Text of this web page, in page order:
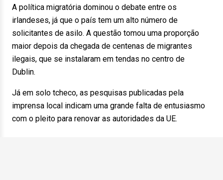
A política migratória dominou o debate entre os
irlandeses, já que o país tem um alto número de
solicitantes de asilo. A questão tomou uma proporção
maior depois da chegada de centenas de migrantes
ilegais, que se instalaram em tendas no centro de
Dublin.
Já em solo tcheco, as pesquisas publicadas pela
imprensa local indicam uma grande falta de entusiasmo
com o pleito para renovar as autoridades da UE.